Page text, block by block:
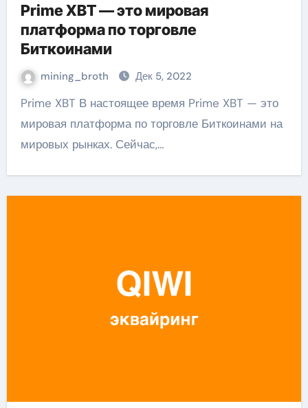
Prime XBT — это мировая
платформа по торговле
Биткоинами
mining_broth Дек 5, 2022
Prime XBT В настоящее время Prime XBT — это
мировая платформа по торговле Биткоинами на
мировых рынках. Сейчас,…